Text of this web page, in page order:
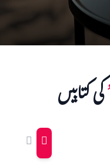
کی کتابیں